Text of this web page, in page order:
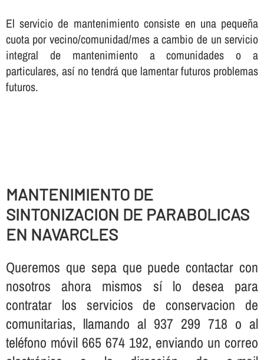
El servicio de mantenimiento consiste en una pequeña
cuota por vecino/comunidad/mes a cambio de un servicio
integral de mantenimiento a comunidades o a
particulares, así­ no tendrá que lamentar futuros problemas
futuros.
MANTENIMIENTO DE
SINTONIZACION DE PARABOLICAS
EN NAVARCLES
Queremos que sepa que puede contactar con
nosotros ahora mismos sí­ lo desea para
contratar los servicios de conservacion de
comunitarias, llamando al 937 299 718 o al
teléfono móvil 665 674 192, enviando un correo